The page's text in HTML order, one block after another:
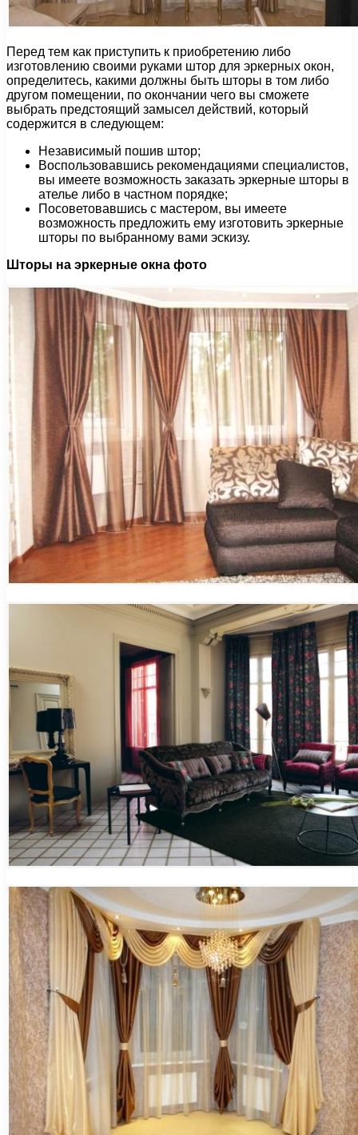
Перед тем как приступить к приобретению либо
изготовлению своими руками штор для эркерных окон,
определитесь, какими должны быть шторы в том либо
другом помещении, по окончании чего вы сможете
выбрать предстоящий замысел действий, который
содержится в следующем:
Независимый пошив штор;
Воспользовавшись рекомендациями специалистов,
вы имеете возможность заказать эркерные шторы в
ателье либо в частном порядке;
Посоветовавшись с мастером, вы имеете
возможность предложить ему изготовить эркерные
шторы по выбранному вами эскизу.
Шторы на эркерные окна фото